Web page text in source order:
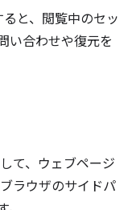
と、閲覧中のセッ
い合わせや復元を
て、ウェブページ
ラウザのサイドパ